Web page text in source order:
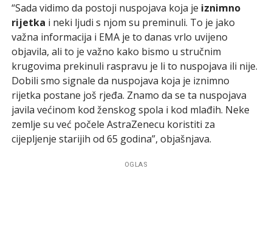
“Sada vidimo da postoji nuspojava koja je iznimno
rijetka i neki ljudi s njom su preminuli. To je jako
važna informacija i EMA je to danas vrlo uvijeno
objavila, ali to je važno kako bismo u stručnim
krugovima prekinuli raspravu je li to nuspojava ili nije.
Dobili smo signale da nuspojava koja je iznimno
rijetka postane još rjeđa. Znamo da se ta nuspojava
javila većinom kod ženskog spola i kod mlađih. Neke
zemlje su već počele AstraZenecu koristiti za
cijepljenje starijih od 65 godina”, objašnjava.
OGLAS